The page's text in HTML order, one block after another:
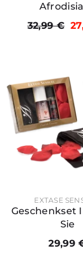
32,99 €
PREDAJCA:EXTASE
Geschenkset
Sie
29,99